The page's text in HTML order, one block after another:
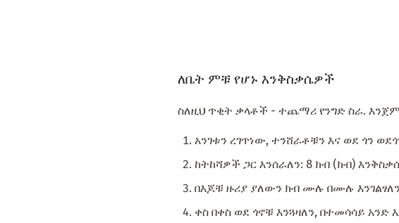
ለቤት ምቹ የሆኑ እንቅስቃሴዎች
ስለዚህ ጥቂት ቃላቶች - ተጨማሪ የንግድ ስራ.
አንገቱን ረገጥነው, ተንሸራቶቹን እና ወደ ጎን
ከትከሻዎች ጋር እንሰራለን: 8 ክብ (ክብ)
በእጆቹ ዙሪያ ያለውን ክብ ሙሉ በሙሉ
ቀስ በቀስ ወደ ጎኖቹ እንጓዛለን, በተመሳሳይ